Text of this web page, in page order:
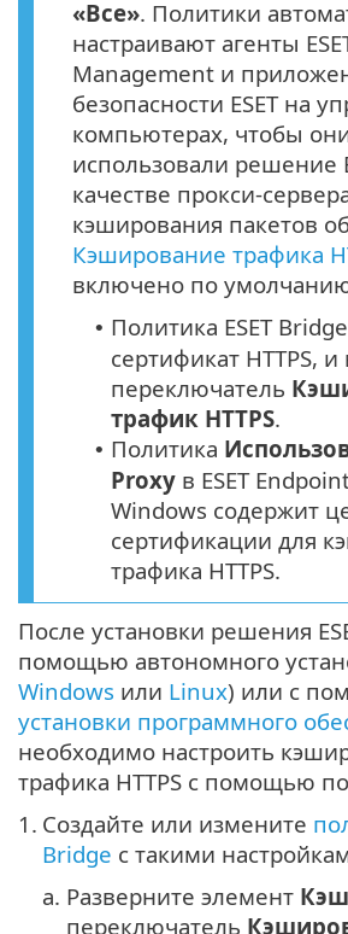
«Все». Политики
настраивают агенты
Management и
безопасности ESET на
компьютерах, чтобы
использовали решение
качестве прокси-
кэширования пакетов
Кэширование трафика
включено по
• Политика ESET
сертификат HTTPS, и
переключатель
трафик HTTPS.
• Политика
Proxy в ESET
Windows содержит
сертификации для
трафика HTTPS.
После установки решения
помощью автономного
Windows или Linux) или с
установки программного
необходимо настроить
трафика HTTPS с помощью
1. Создайте или измените
Bridge с такими
a. Разверните элемент Кэш
переключатель